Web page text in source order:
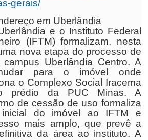
gerais/
em Uberlândia
e o Instituto Federal
(IFTM) formalizam, nesta
nova etapa do processo de
Uberlândia Centro. A
para o imóvel onde
o Complexo Social Iracema
prédio da PUC Minas. A
de cessão de uso formaliza
inicial do imóvel ao IFTM e
mais amplo, que prevê a
da área ao instituto. A